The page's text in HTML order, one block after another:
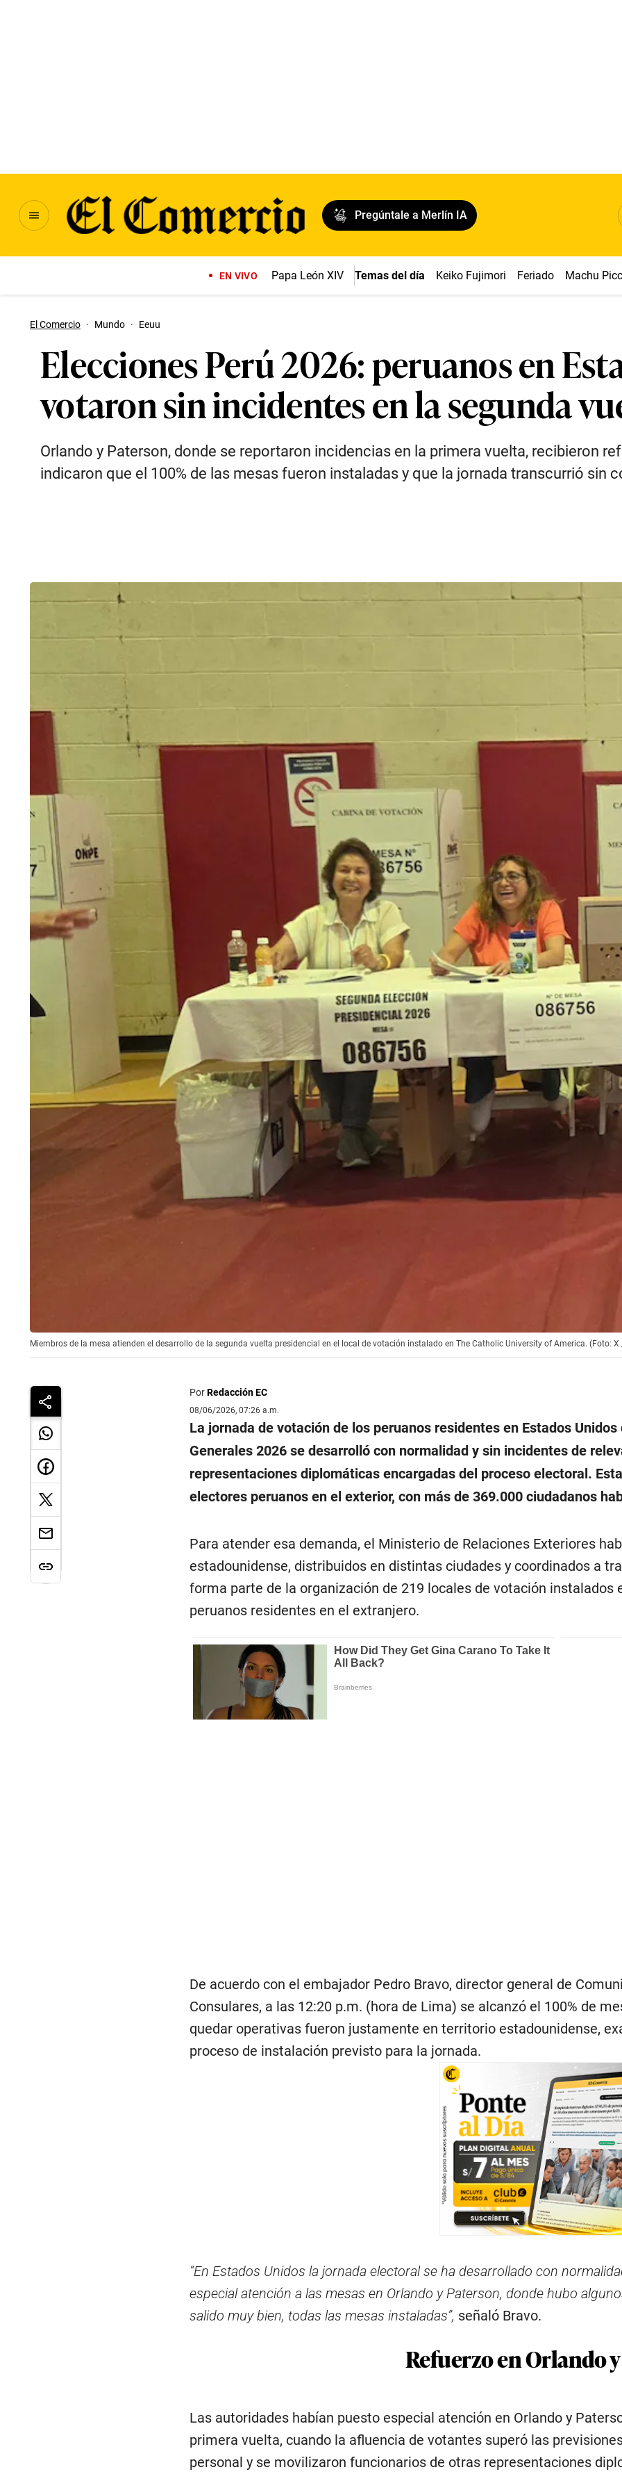
Pregúntale a Merlín IA
EN VIVO Papa León XIV Temas del día Keiko Fujimori Feriado Machu
El Comercio · Mundo · Eeuu
Elecciones Perú 2026: peruanos en
votaron sin incidentes en la segunda
Orlando y Paterson, donde se reportaron incidencias en la primera vuelta, recibieron
indicaron que el 100% de las mesas fueron instaladas y que la jornada transcurrió sin
Miembros de la mesa atienden el desarrollo de la segunda vuelta presidencial en el local de votación instalado en The Catholic University of America. (Foto: X
PorRedacción EC
08/06/2026, 07:26 a.m.
La jornada de votación de los peruanos residentes en Estados
Generales 2026 se desarrolló con normalidad y sin incidentes de
representaciones diplomáticas encargadas del proceso electoral.
electores peruanos en el exterior, con más de 369.000 ciudadanos
Para atender esa demanda, el Ministerio de Relaciones Exteriores
estadounidense, distribuidos en distintas ciudades y coordinados a
forma parte de la organización de 219 locales de votación instalados
peruanos residentes en el extranjero.
De acuerdo con el embajador Pedro Bravo, director general de
Consulares, a las 12:20 p.m. (hora de Lima) se alcanzó el 100% de
quedar operativas fueron justamente en territorio estadounidense,
proceso de instalación previsto para la jornada.
“En Estados Unidos la jornada electoral se ha desarrollado con
especial atención a las mesas en Orlando y Paterson, donde hubo
salido muy bien, todas las mesas instaladas”, señaló Bravo.
Refuerzo en Orlando
Las autoridades habían puesto especial atención en Orlando y
primera vuelta, cuando la afluencia de votantes superó las
personal y se movilizaron funcionarios de otras representaciones